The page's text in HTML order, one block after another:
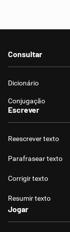
Consultar
Dicionário
Conjugação
Escrever
Reescrever texto
Parafrasear texto
Corrigir texto
Resumir texto
Jogar